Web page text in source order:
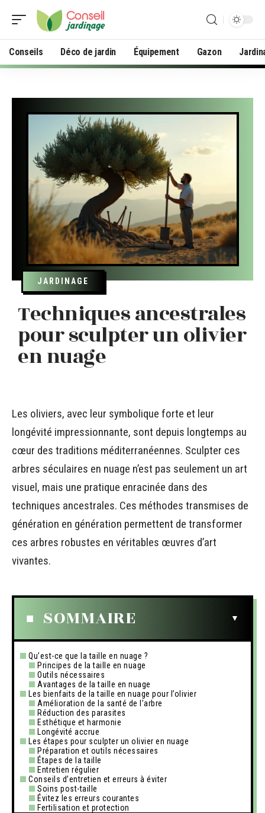
Conseils Déco de jardin Équipement Gazon
JARDINAGE
Techniques ancestrales
pour sculpter un olivier
en nuage
Les oliviers, avec leur symbolique forte et leur
longévité impressionnante, sont depuis longtemps au
cœur des traditions méditerranéennes. Sculpter ces
arbres séculaires en nuage n’est pas seulement un art
visuel, mais une pratique enracinée dans des
techniques ancestrales. Ces méthodes transmises de
génération en génération permettent de transformer
ces arbres robustes en véritables œuvres d’art
vivantes.
SOMMAIRE
Qu’est-ce que la taille en nuage ?
Principes de la taille en nuage
Outils nécessaires
Avantages de la taille en nuage
Les bienfaits de la taille en nuage pour l’olivier
Amélioration de la santé de l’arbre
Réduction des parasites
Esthétique et harmonie
Longévité accrue
Les étapes pour sculpter un olivier en nuage
Préparation et outils nécessaires
Étapes de la taille
Entretien régulier
Conseils d’entretien et erreurs à éviter
Soins post-taille
Évitez les erreurs courantes
Fertilisation et protection